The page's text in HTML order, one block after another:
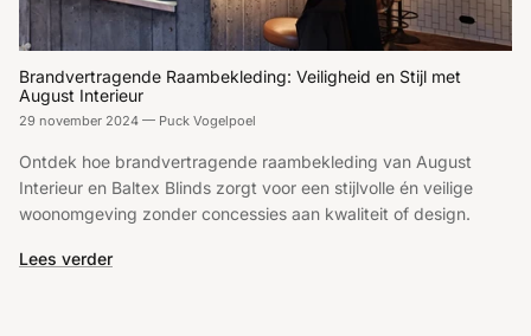
Brandvertragende Raambekleding: Veiligheid en Stijl met
August Interieur
29 november 2024 — Puck Vogelpoel
Ontdek hoe brandvertragende raambekleding van August
Interieur en Baltex Blinds zorgt voor een stijlvolle én veilige
woonomgeving zonder concessies aan kwaliteit of design.
Lees verder